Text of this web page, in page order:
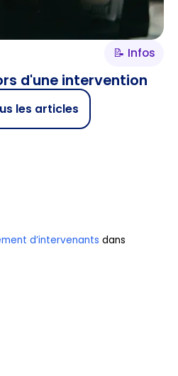
📝 Infos
d'une intervention
les articles
d’intervenants dans